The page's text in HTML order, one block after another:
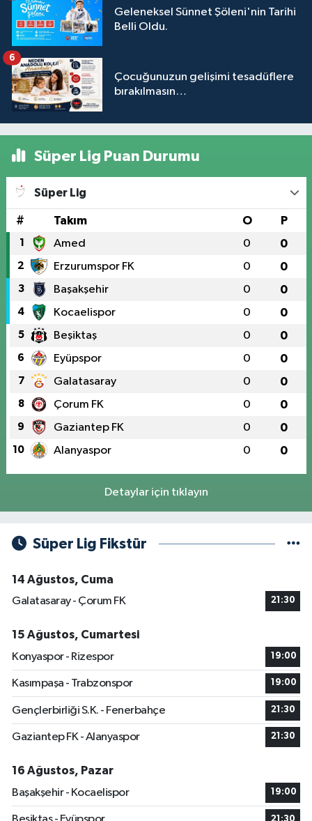
Geleneksel Sünnet Şöleni'nin Tarihi
Belli Oldu.
Çocuğunuzun gelişimi tesadüflere
bırakılmasın…
6
Süper Lig Puan Durumu
Süper Lig
# Takım O P
1 Amed 0 0
2 Erzurumspor FK 0 0
3 Başakşehir 0 0
4 Kocaelispor 0 0
5 Beşiktaş 0 0
6 Eyüpspor 0 0
7 Galatasaray 0 0
8 Çorum FK 0 0
9 Gaziantep FK 0 0
10 Alanyaspor 0 0
Detaylar için tıklayın
Süper Lig Fikstür
14 Ağustos, Cuma
Galatasaray - Çorum FK
21:30
15 Ağustos, Cumartesi
Konyaspor - Rizespor
19:00
Kasımpaşa - Trabzonspor 19:00
Gençlerbirliği S.K. - Fenerbahçe 21:30
Gaziantep FK - Alanyaspor 21:30
16 Ağustos, Pazar
Başakşehir - Kocaelispor
19:00
21:30